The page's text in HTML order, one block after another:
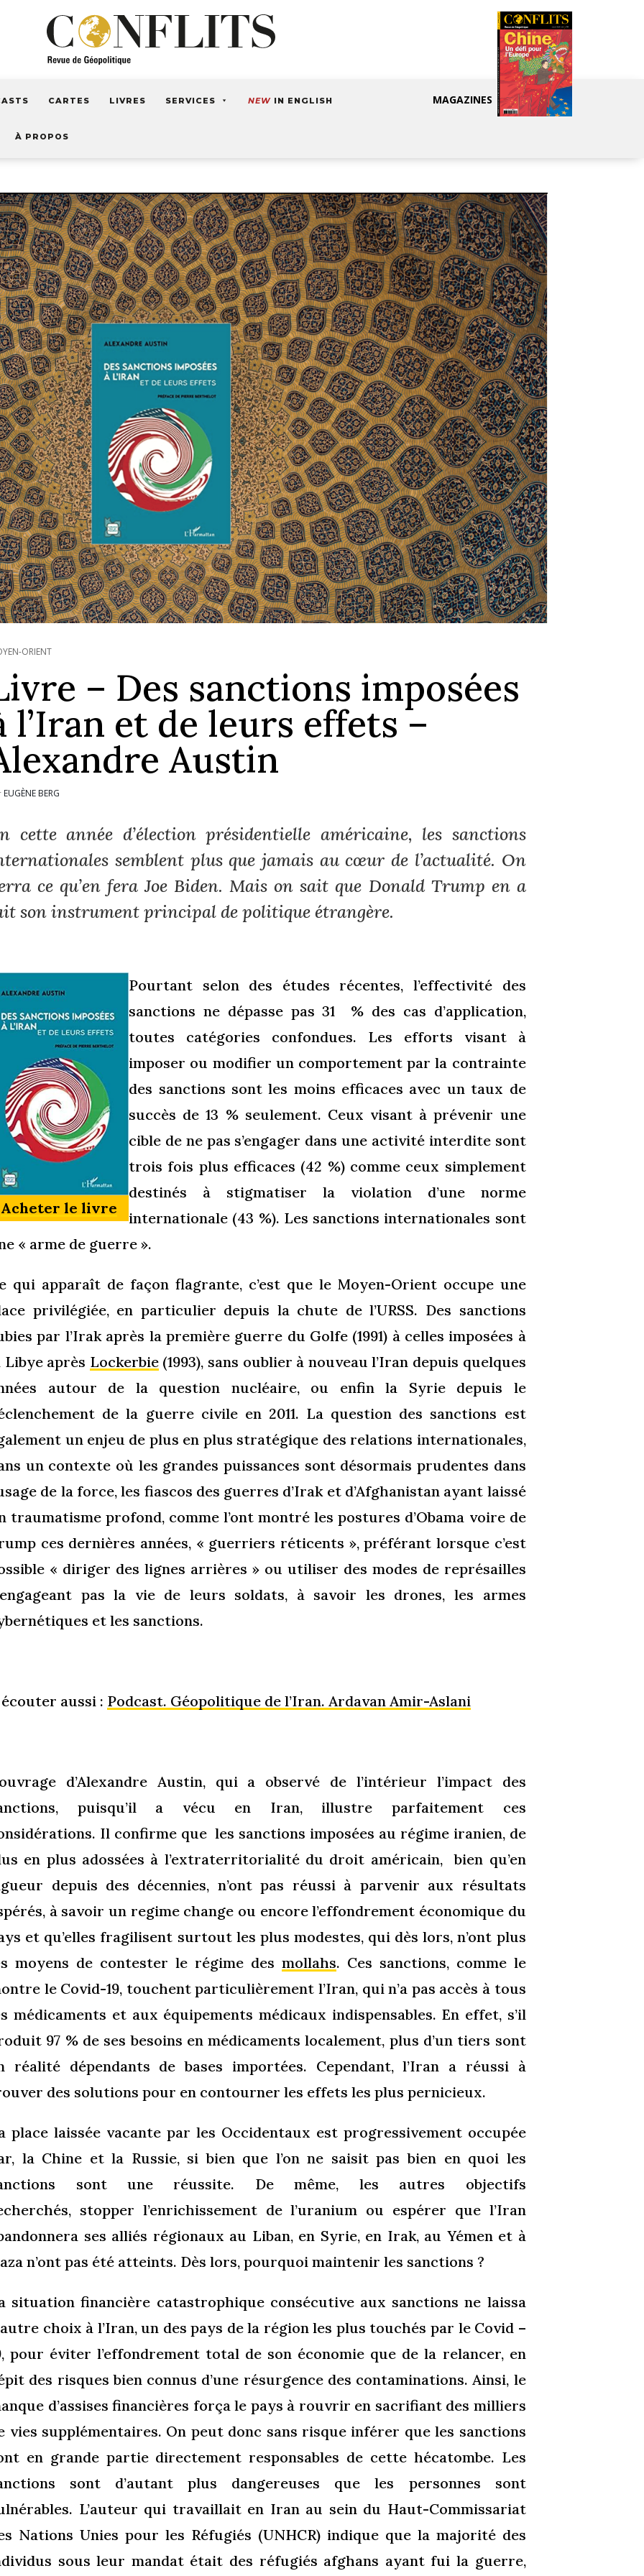
CARTES LIVRES SERVICES NEW IN ENGLISH
À PROPOS
MAGAZINES
ORIENT
– Des sanctions imposées
l’Iran et de leurs effets –
Austin
EUGÈNE BERG
cette année d’élection présidentielle américaine, les sanctions
semblent plus que jamais au cœur de l’actualité. On
ce qu’en fera Joe Biden. Mais on sait que Donald Trump en a
son instrument principal de politique étrangère.
Acheter le livre
Pourtant selon des études récentes, l’effectivité des
sanctions ne dépasse pas 31 % des cas d’application,
toutes catégories confondues. Les efforts visant à
imposer ou modifier un comportement par la contrainte
des sanctions sont les moins efficaces avec un taux de
succès de 13 % seulement. Ceux visant à prévenir une
cible de ne pas s’engager dans une activité interdite sont
trois fois plus efficaces (42 %) comme ceux simplement
destinés à stigmatiser la violation d’une norme
internationale (43 %). Les sanctions internationales sont
« arme de guerre ».
qui apparaît de façon flagrante, c’est que le Moyen-Orient occupe une
privilégiée, en particulier depuis la chute de l’URSS. Des sanctions
par l’Irak après la première guerre du Golfe (1991) à celles imposées à
Libye après Lockerbie(1993), sans oublier à nouveau l’Iran depuis quelques
autour de la question nucléaire, ou enfin la Syrie depuis le
de la guerre civile en 2011. La question des sanctions est
un enjeu de plus en plus stratégique des relations internationales,
un contexte où les grandes puissances sont désormais prudentes dans
de la force, les fiascos des guerres d’Irak et d’Afghanistan ayant laissé
traumatisme profond, comme l’ont montré les postures d’Obama voire de
ces dernières années, « guerriers réticents », préférant lorsque c’est
« diriger des lignes arrières » ou utiliser des modes de représailles
pas la vie de leurs soldats, à savoir les drones, les armes
et les sanctions.
aussi : Podcast. Géopolitique de l’Iran. Ardavan Amir-Aslani
d’Alexandre Austin,
qui a observé de l’intérieur l’impact des
puisqu’il a vécu en Iran, illustre parfaitement ces
Il confirme que les sanctions imposées au régime iranien, de
en plus adossées à l’extraterritorialité du droit américain,
bien qu’en
depuis des décennies, n’ont pas réussi à parvenir aux résultats
à savoir un regime change ou encore l’effondrement économique du
et qu’elles fragilisent surtout les plus modestes, qui dès lors, n’ont plus
moyens de contester le régime des mollahs. Ces sanctions, comme le
le Covid-19, touchent particulièrement l’Iran, qui n’a pas accès à tous
médicaments et aux équipements médicaux indispensables. En effet, s’il
97 % de ses besoins en médicaments localement, plus d’un tiers sont
réalité dépendants de bases importées. Cependant, l’Iran a réussi à
des solutions pour en contourner les effets les plus pernicieux.
place laissée vacante par les Occidentaux est progressivement occupée
la Chine et la Russie, si bien que l’on ne saisit pas bien en quoi les
sont une réussite. De même, les autres objectifs
stopper l’enrichissement de l’uranium ou espérer que l’Iran
ses alliés régionaux au Liban, en Syrie, en Irak, au Yémen et à
n’ont pas été atteints. Dès lors, pourquoi maintenir les sanctions ?
situation financière catastrophique consécutive aux sanctions ne laissa
choix à l’Iran, un des pays de la région les plus touchés par le Covid –
pour éviter l’effondrement total de son économie que de la relancer, en
des risques bien connus d’une résurgence des contaminations. Ainsi, le
d’assises financières força le pays à rouvrir en sacrifiant des milliers
vies supplémentaires. On peut donc sans risque inférer que les sanctions
en grande partie directement responsables de cette hécatombe. Les
sont d’autant plus dangereuses que les personnes sont
L’auteur qui travaillait en Iran au sein du Haut-Commissariat
Nations Unies pour les Réfugiés (UNHCR) indique que la majorité des
sous leur mandat était des réfugiés afghans ayant fui la guerre,